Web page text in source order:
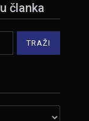
članka